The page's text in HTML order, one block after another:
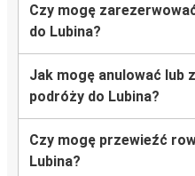
Lubin
Port Lotniczy
Lubin
Legnica
Czy mogę
do Lubina?
Jak mogę anulować lub
podróży do Lubina?
Czy mogę przewieźć
Lubina?